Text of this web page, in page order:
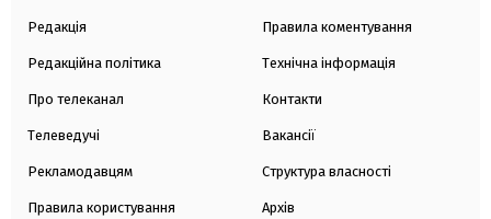
Редакція
Редакційна політика
Про телеканал
Телеведучі
Рекламодавцям
Правила користування
Правила коментування
Технічна інформація
Контакти
Вакансії
Структура власності
Архів